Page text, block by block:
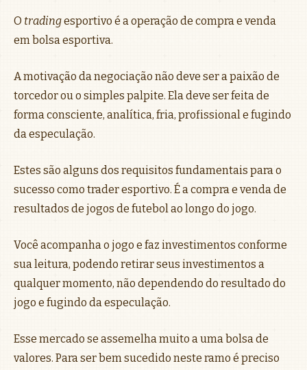
O tradingesportivo é a operação de compra e venda
em bolsa esportiva.
A motivação da negociação não deve ser a paixão de
torcedor ou o simples palpite. Ela deve ser feita de
forma consciente, analítica, fria, profissional e fugindo
da especulação.
Estes são alguns dos requisitos fundamentais para o
sucesso como trader esportivo. É a compra e venda de
resultados de jogos de futebol ao longo do jogo.
Você acompanha o jogo e faz investimentos conforme
sua leitura, podendo retirar seus investimentos a
qualquer momento, não dependendo do resultado do
jogo e fugindo da especulação.
Esse mercado se assemelha muito a uma bolsa de
valores. Para ser bem sucedido neste ramo é preciso